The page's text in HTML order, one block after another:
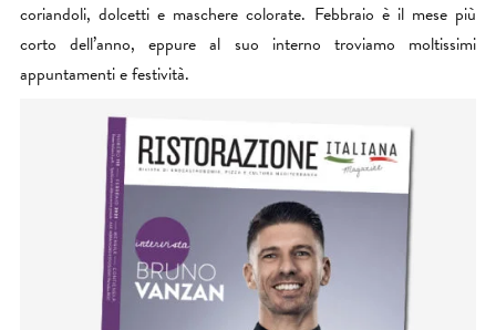
coriandoli, dolcetti e maschere colorate. Febbraio è il mese più
corto dell’anno, eppure al suo interno troviamo moltissimi
appuntamenti e festività.